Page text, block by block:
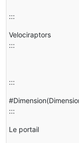
:::
Velociraptors
:::
:::
:::
Le portail